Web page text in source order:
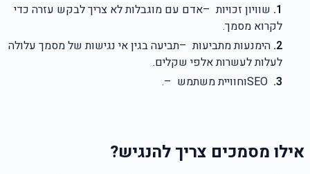
שוויון זכויות –אדם עם מוגבלות לא צריך לבקש עזרה כדי
לקרוא מסמך.
הימנעות מתביעות –תביעה בגין אי נגישות של מסמך עלולה
לעלות לעשרות אלפי שקלים.
SEOוחוויית משתמש –
.
אילו מסמכים צריך להנגיש?